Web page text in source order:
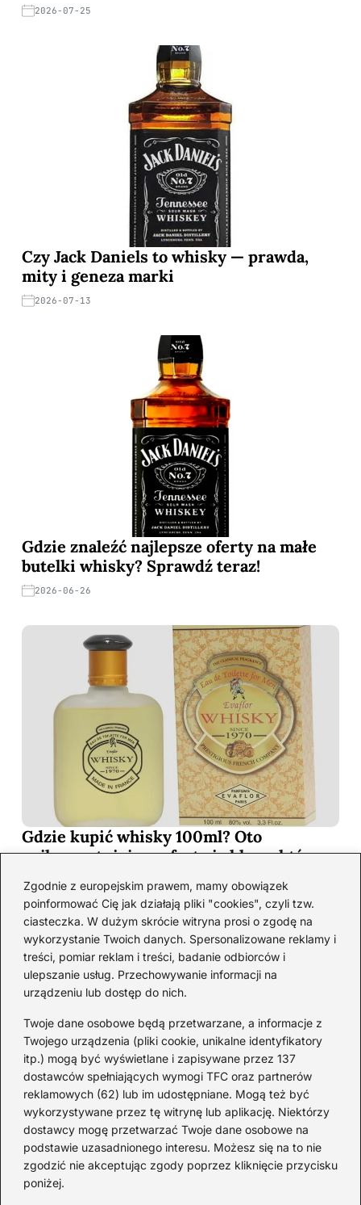
Zgodnie z europejskim prawem, mamy obowiązek
poinformować Cię jak działają pliki "cookies", czyli tzw.
ciasteczka. W dużym skrócie witryna prosi o zgodę na
wykorzystanie Twoich danych. Spersonalizowane reklamy i
treści, pomiar reklam i treści, badanie odbiorców i
ulepszanie usług. Przechowywanie informacji na
urządzeniu lub dostęp do nich.
Twoje dane osobowe będą przetwarzane, a informacje z
Twojego urządzenia (pliki cookie, unikalne identyfikatory
itp.) mogą być wyświetlane i zapisywane przez 137
dostawców spełniających wymogi TFC oraz partnerów
reklamowych (62) lub im udostępniane. Mogą też być
wykorzystywane przez tę witrynę lub aplikację. Niektórzy
dostawcy mogę przetwarzać Twoje dane osobowe na
podstawie uzasadnionego interesu. Możesz się na to nie
zgodzić nie akceptując zgody poprzez kliknięcie przycisku
poniżej.
2026-07-25
Czy Jack Daniels to whisky — prawda,
mity i geneza marki
2026-07-13
Gdzie znaleźć najlepsze oferty na małe
butelki whisky? Sprawdź teraz!
2026-06-26
Gdzie kupić whisky 100ml? Oto
najkorzystniejsze oferty i sklepy, które
2026-06-26
Kategorie
Koktajle(129)
Likier (10)
Piwo(28)
Porady(69)
Przekąski(37)
Rum(3)
Szampan(4)
Whisky(23)
Wino(12)